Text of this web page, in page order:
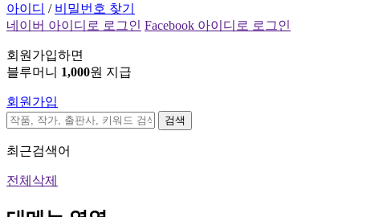
아이디 / 비밀번호 찾기
네이버 아이디로 로그인 Facebook 아이디로 로그인
회원가입하면
블루머니 1,000원 지급
회원가입
검색
최근검색어
전체삭제